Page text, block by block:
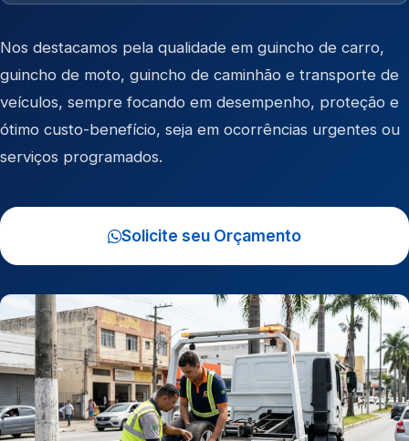
Nos destacamos pela qualidade em guincho de carro,
guincho de moto, guincho de caminhão e transporte de
veículos, sempre focando em desempenho, proteção e
ótimo custo-benefício, seja em ocorrências urgentes ou
serviços programados.
Solicite seu Orçamento